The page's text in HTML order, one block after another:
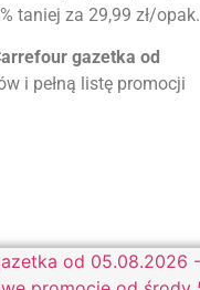
taniej za 29,99 zł/opak.
gazetka od
i pełną listę promocji